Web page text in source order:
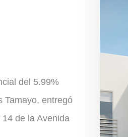
del 5.99%
Tamayo, entregó
de la Avenida